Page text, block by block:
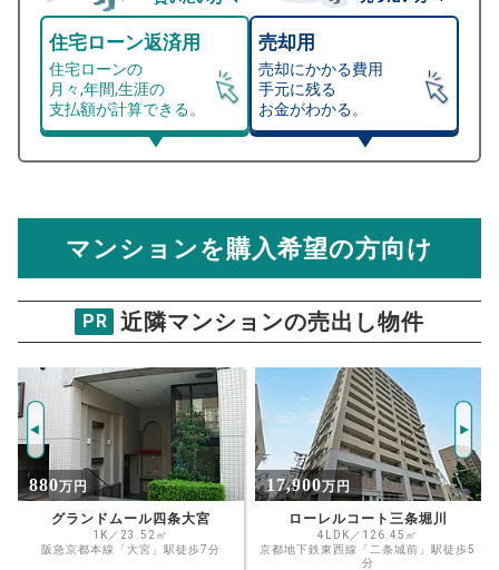
住宅ローン返済用
住宅ローンの
月々,年間,生涯の
支払額が計算できる。
売却用
売却にかかる費用
手元に残る
お金がわかる。
総支払額シミュレーション
物件価格
万円
ご希望の
返済期間
住宅ローン
金利
%
マンション売却シミュレーター
アパガーデンスクエア四条烏丸
試算条件 73㎡・7階
推定売却価格：8526万円
資金計画のために査定額や希望売却価
格を入力して活用するのもおすすめ◎
マンションを購入希望の方向け
PR 近隣マンションの売出し物件
17,900万円
ローレルコート三条堀川
4LDK／126.45㎡
京都地下鉄東西線「二条城前」駅徒歩5
10,500万円
パークホームズ京都二条城
3LDK／76.57㎡
京都地下鉄東西線「二条城前」駅徒歩3
分